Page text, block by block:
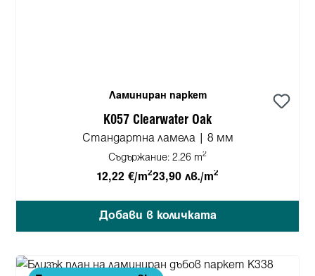
Ламиниран паркет
K057 Clearwater Oak
Стандартна ламела | 8 мм
Съдържание: 2.26 m2
12,22 €/m223,90 лв./m2
Добави в количката